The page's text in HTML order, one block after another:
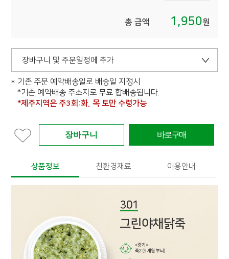
총 금액 1,950원
장바구니 및 주문일정에 추가
기존 주문 예약배송일로 배송일 지정시
*기존 예약배송 주소지로 무료 합배송됩니다.
*제주지역은 주3회:화, 목 토만 수령가능
상품정보 친환경재료 이용안내